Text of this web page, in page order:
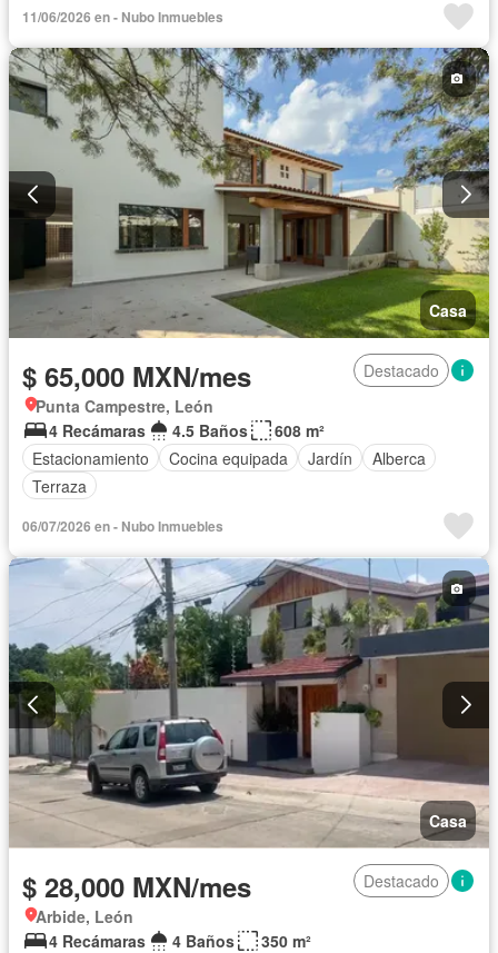
11/06/2026 en - Nubo Inmuebles
Casa
$ 65,000 MXN/mes
Destacado
Punta Campestre, León
4 Recámaras
4.5 Baños
608 m²
Estacionamiento
Cocina equipada Jardín
Alberca
Terraza
06/07/2026 en - Nubo Inmuebles
Casa
$ 28,000 MXN/mes
Destacado
Arbide, León
4 Recámaras
4 Baños
350 m²